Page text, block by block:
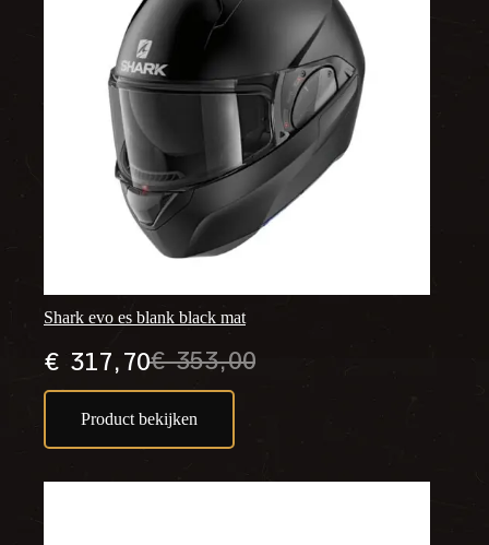
Shark evo es blank black mat
€353,00
Oorspronkelijke
prijs
was:
€317,70Huidige
prijs
is:
Product bekijken